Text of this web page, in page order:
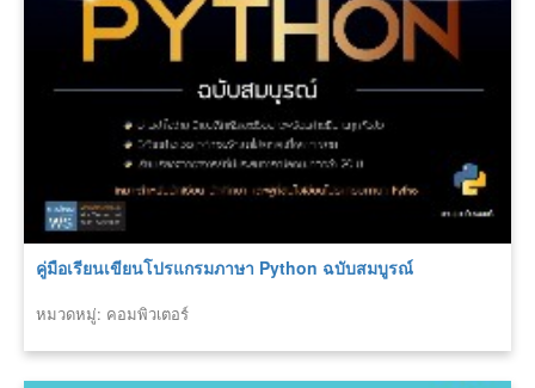
คู่มือเรียนเขียนโปรแกรมภาษา Python ฉบับสมบูรณ์
หมวดหมู่: คอมพิวเตอร์